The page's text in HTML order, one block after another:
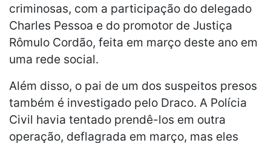
criminosas, com a participação do delegado
Charles Pessoa e do promotor de Justiça
Rômulo Cordão, feita em março deste ano em
uma rede social.
Além disso, o pai de um dos suspeitos presos
também é investigado pelo Draco. A Polícia
Civil havia tentado prendê-los em outra
operação, deflagrada em março, mas eles